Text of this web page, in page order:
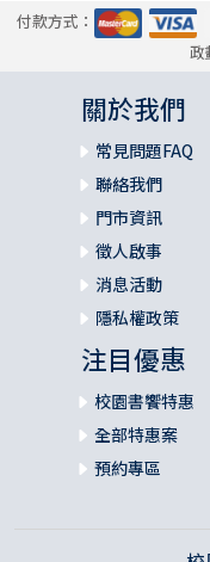
付款方式：
政
關於我們
常見問題FAQ
聯絡我們
門市資訊
徵人啟事
消息活動
隱私權政策
注目優惠
校園書饗特惠
全部特惠案
預約專區